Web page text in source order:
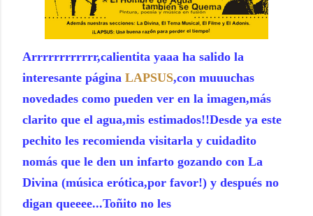
Arrrrrrrrrrrr,calientita yaaa ha salido la
interesante página LAPSUS,con muuuchas
novedades como pueden ver en la imagen,más
clarito que el agua,mis estimados!!Desde ya este
pechito les recomienda visitarla y cuidadito
nomás que le den un infarto gozando con La
Divina (música erótica,por favor!) y después no
digan queeee...Toñito no les